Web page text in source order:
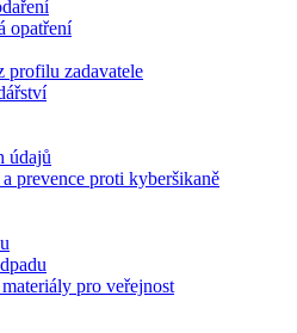
opatření
profilu zadavatele
údajů
prevence proti kyberšikaně
pro veřejnost